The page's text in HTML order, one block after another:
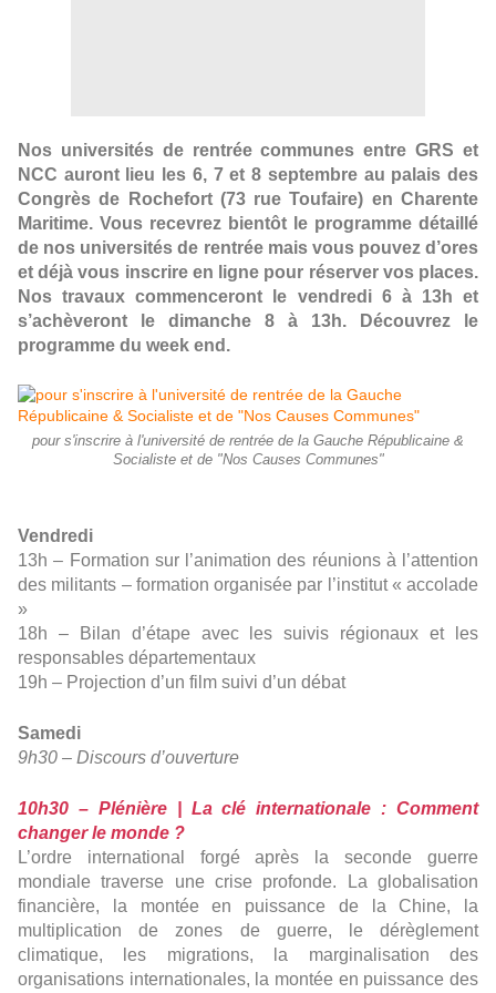
Nos universités de rentrée communes entre GRS et
NCC auront lieu les 6, 7 et 8 septembre au palais des
Congrès de Rochefort (73 rue Toufaire) en Charente
Maritime. Vous recevrez bientôt le programme détaillé
de nos universités de rentrée mais vous pouvez d’ores
et déjà vous inscrire en ligne pour réserver vos places.
Nos travaux commenceront le vendredi 6 à 13h et
s’achèveront le dimanche 8 à 13h.
Découvrez le
programme du week end.
pour s'inscrire à l'université de rentrée de la Gauche Républicaine &
Socialiste et de "Nos Causes Communes"
Vendredi
13h – Formation sur l’animation des réunions à l’attention
des militants – formation organisée par l’institut « accolade
»
18h – Bilan d’étape avec les suivis régionaux et les
responsables départementaux
19h – Projection d’un film suivi d’un débat
Samedi
9h30 – Discours d’ouverture
10h30 – Plénière | La clé internationale : Comment
changer le monde ?
L’ordre international forgé après la seconde guerre
mondiale traverse une crise profonde. La globalisation
financière, la montée en puissance de la Chine, la
multiplication de zones de guerre, le dérèglement
climatique, les migrations, la marginalisation des
organisations internationales, la montée en puissance des